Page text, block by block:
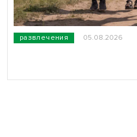
развлечения 05.08.2026